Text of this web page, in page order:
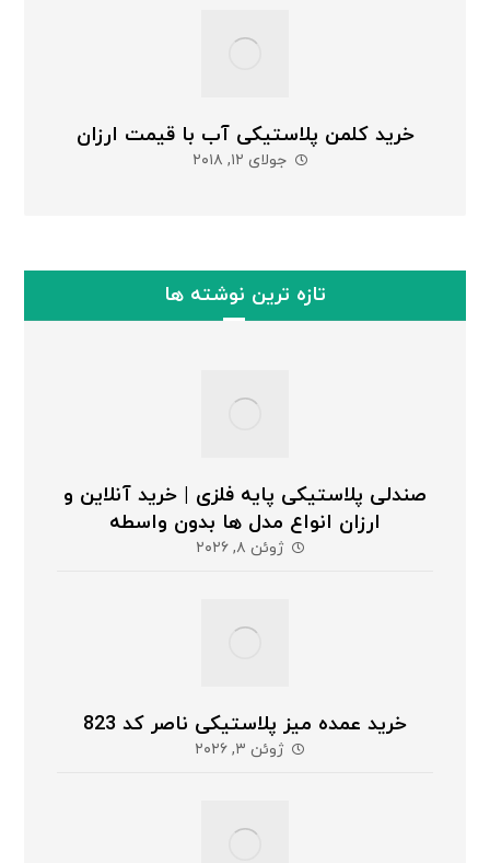
خرید کلمن پلاستیکی آب با قیمت ارزان
جولای ۱۲, ۲۰۱۸
تازه ترین نوشته ها
صندلی پلاستیکی پایه فلزی | خرید آنلاین و
ارزان انواع مدل ها بدون واسطه
ژوئن ۸, ۲۰۲۶
خرید عمده میز پلاستیکی ناصر کد 823
ژوئن ۳, ۲۰۲۶